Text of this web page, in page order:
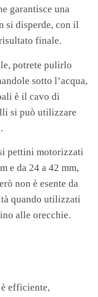
garantisce una
si disperde, con il
finale.
potrete pulirlo
sotto l’acqua,
è il cavo di
si può utilizzare
pettini motorizzati
e da 24 a 42 mm,
non è esente da
quando utilizzati
alle orecchie.
efficiente,